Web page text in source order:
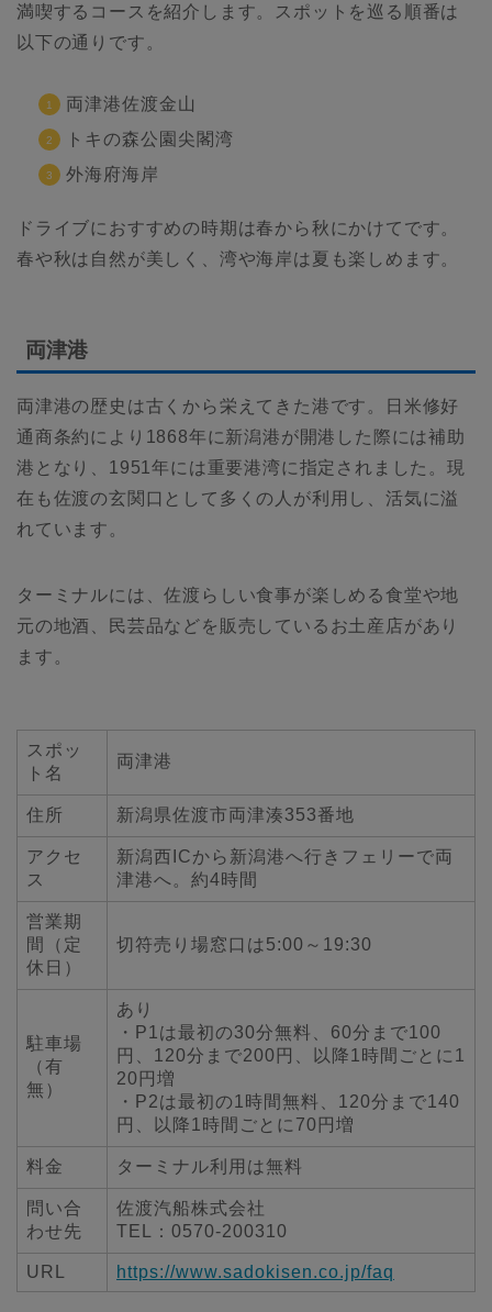
満喫するコースを紹介します。スポットを巡る順番は
以下の通りです。
両津港佐渡金山
トキの森公園尖閣湾
外海府海岸
ドライブにおすすめの時期は春から秋にかけてです。
春や秋は自然が美しく、湾や海岸は夏も楽しめます。
両津港
両津港の歴史は古くから栄えてきた港です。日米修好
通商条約により1868年に新潟港が開港した際には補助
港となり、1951年には重要港湾に指定されました。現
在も佐渡の玄関口として多くの人が利用し、活気に溢
れています。
ターミナルには、佐渡らしい食事が楽しめる食堂や地
元の地酒、民芸品などを販売しているお土産店があり
ます。
スポッ
ト名
両津港
住所 新潟県佐渡市両津湊353番地
アクセ
ス
新潟西ICから新潟港へ行きフェリーで両
津港へ。約4時間
営業期
間（定
休日）
切符売り場窓口は5:00～19:30
駐車場
（有
無）
あり
・P1は最初の30分無料、60分まで100
円、120分まで200円、以降1時間ごとに1
20円増
・P2は最初の1時間無料、120分まで140
円、以降1時間ごとに70円増
料金 ターミナル利用は無料
問い合
わせ先
佐渡汽船株式会社
TEL：0570-200310
URL https://www.sadokisen.co.jp/faq